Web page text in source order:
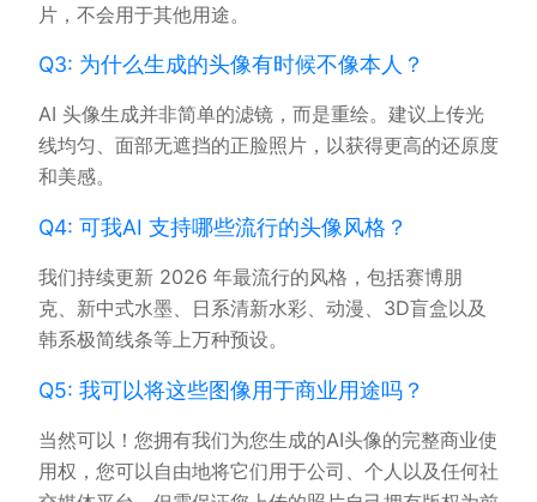
片，不会用于其他用途。
Q3: 为什么生成的头像有时候不像本人？
AI 头像生成并非简单的滤镜，而是重绘。建议上传光
线均匀、面部无遮挡的正脸照片，以获得更高的还原度
和美感。
Q4: 可我AI 支持哪些流行的头像风格？
我们持续更新 2026 年最流行的风格，包括赛博朋
克、新中式水墨、日系清新水彩、动漫、3D盲盒以及
韩系极简线条等上万种预设。
Q5: 我可以将这些图像用于商业用途吗？
当然可以！您拥有我们为您生成的AI头像的完整商业使
用权，您可以自由地将它们用于公司、个人以及任何社